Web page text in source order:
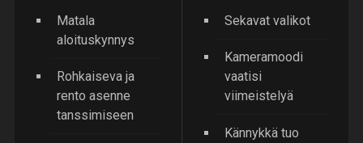
Matala
aloituskynnys
Rohkaiseva ja
rento asenne
tanssimiseen
Sekavat valikot
Kameramoodi
vaatisi
viimeistelyä
Kännykkä tuo